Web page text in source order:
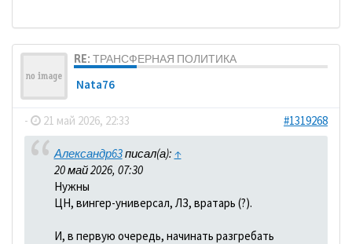
RE: ТРАНСФЕРНАЯ ПОЛИТИКА
Nata76
- 21 май 2026, 22:33 #1319268
Александр63писал(а): ↑
20 май 2026, 07:30
Нужны
ЦН, вингер-универсал, ЛЗ, вратарь (?).
И, в первую очередь, начинать разгребать